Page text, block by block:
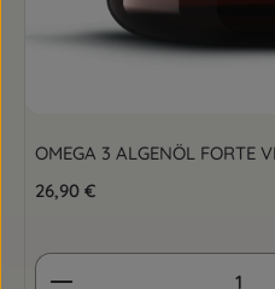
OMEGA 3 ALGENÖL FORTE
Regulärer Preis:
26,90 €
Produkt Anzahl: Gib